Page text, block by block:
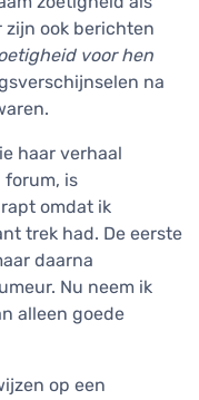
ook berichten
voor hen
na
haar verhaal
forum, is
omdat ik
trek had. De eerste
daarna
Nu neem ik
alleen goede
op een